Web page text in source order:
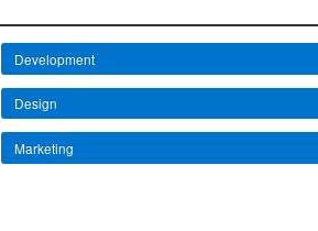
Development
Design
Marketing